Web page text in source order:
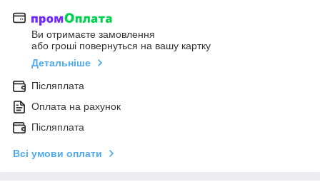
Ви отримаєте замовлення
або гроші повернуться на вашу картку
Детальніше
Післяплата
Оплата на рахунок
Післяплата
Всі умови оплати